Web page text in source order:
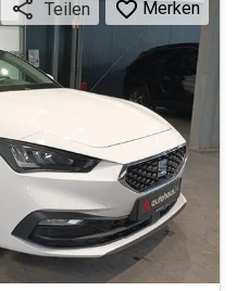
Teilen Merken